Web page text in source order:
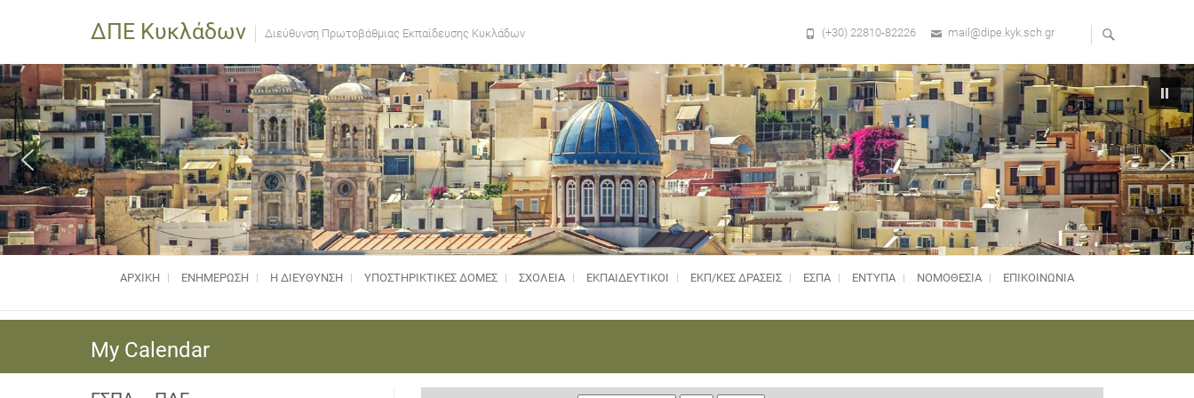
ΔΠΕ Κυκλάδων Διεύθυνση Πρωτοβάθμιας Εκπαίδευσης Κυκλάδων (+30) 22810-82226 mail@dipe.kyk.sch.gr
ΑΡΧΙΚΗ ΕΝΗΜΈΡΩΣΗ Η ΔΙΕΥΘΥΝΣΗ ΥΠΟΣΤΗΡΙΚΤΙΚΈΣ ΔΟΜΈΣ ΣΧΟΛΕΙΑ ΕΚΠΑΙΔΕΥΤΙΚΟΙ ΕΚΠ/ΚΕΣ ΔΡΑΣΕΙΣ ΕΣΠΑ ΕΝΤΥΠΑ ΝΟΜΟΘΕΣΊΑ ΕΠΙΚΟΙΝΩΝΙΑ
My Calendar